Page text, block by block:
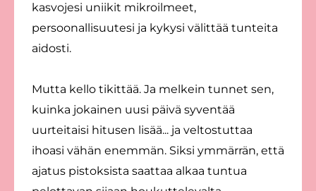
kasvojesi uniikit mikroilmeet,
persoonallisuutesi ja kykysi välittää tunteita
aidosti.
Mutta kello tikittää. Ja melkein tunnet sen,
kuinka jokainen uusi päivä syventää
uurteitaisi hitusen lisää... ja veltostuttaa
ihoasi vähän enemmän. Siksi ymmärrän, että
ajatus pistoksista saattaa alkaa tuntua